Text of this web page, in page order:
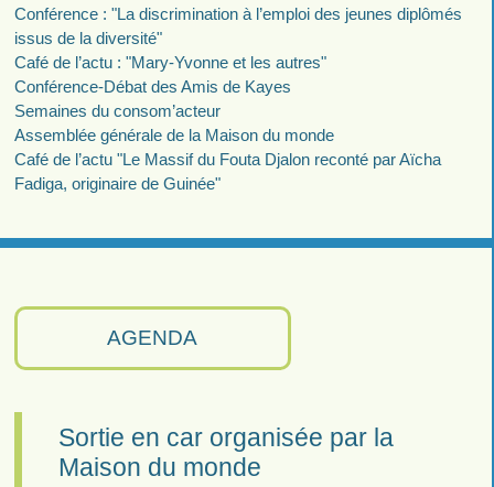
AGENDA
Sortie en car organisée par la
Maison du monde
Conférence : "La discrimination à l’emploi des jeunes diplômés
issus de la diversité"
Café de l’actu : "Mary-Yvonne et les autres"
Conférence-Débat des Amis de Kayes
Semaines du consom’acteur
Assemblée générale de la Maison du monde
Café de l’actu "Le Massif du Fouta Djalon reconté par Aïcha
Fadiga, originaire de Guinée"